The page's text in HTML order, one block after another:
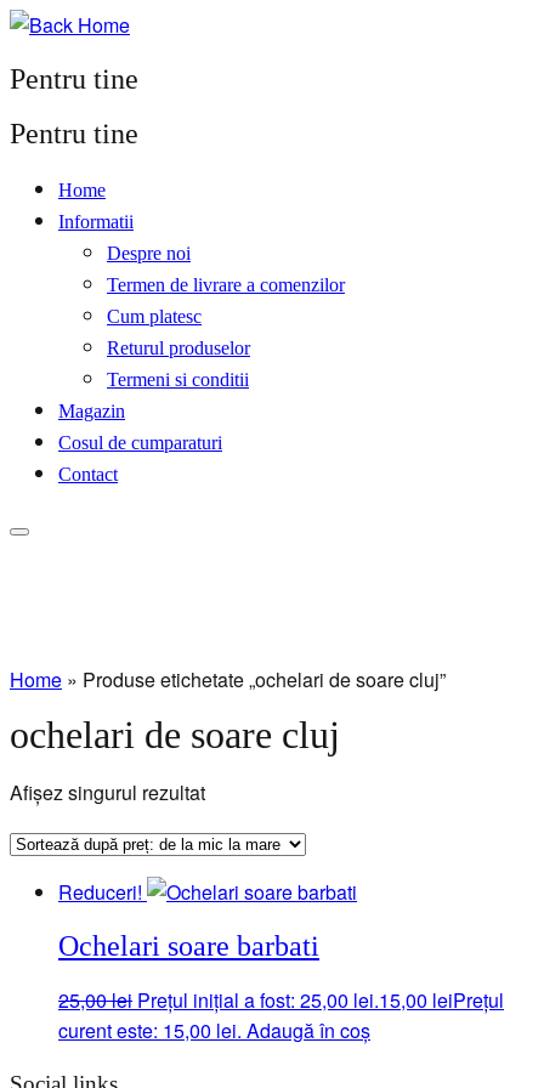
Pentru tine
Pentru tine
Home
Informatii
Despre noi
Termen de livrare a comenzilor
Cum platesc
Returul produselor
Termeni si conditii
Magazin
Cosul de cumparaturi
Contact
Home » Produse etichetate „ochelari de soare cluj”
ochelari de soare cluj
Afișez singurul rezultat
Reduceri!
Ochelari soare barbati
25,00lei Prețul inițial a fost: 25,00 lei.15,00 leiPrețul
curent este: 15,00 lei. Adaugă în coș